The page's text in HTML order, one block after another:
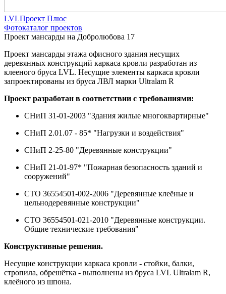
LVLПроект Плюс
Фотокаталог проектов
Проект мансарды на Добролюбова 17
Проект мансарды этажа офисного здания несущих
деревянных конструкций каркаса кровли разработан из
клееного бруса LVL. Несущие элементы каркаса кровли
запроектированы из бруса ЛВЛ марки Ultralam R
Проект разработан в соответствии с требованиями:
СНиП 31-01-2003 "Здания жилые многоквартирные"
СНиП 2.01.07 - 85* "Нагрузки и воздействия"
СНиП 2-25-80 "Деревянные конструкции"
СНиП 21-01-97* "Пожарная безопасность зданий и
сооружений"
СТО 36554501-002-2006 "Деревянные клеёные и
цельнодеревянные конструкции"
СТО 36554501-021-2010 "Деревянные конструкции.
Общие технические требования"
Конструктивные решения.
Несущие конструкции каркаса кровли - стойки, балки,
стропила, обрешётка - выполнены из бруса LVL Ultralam R,
клеёного из шпона.